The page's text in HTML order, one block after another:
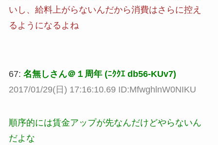
いし、給料上がらないんだから消費はさらに控え
るようになるよね
67: 名無しさん＠１周年 (ﾆｸｸｴ db56-KUv7)
2017/01/29(日) 17:16:10.69 ID:MfwghlnW0NIKU
順序的には賃金アップが先なんだけどやらないん
だよな